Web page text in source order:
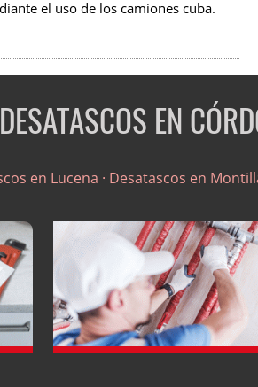
el uso de los camiones cuba.
EN
en Lucena · Desatascos en